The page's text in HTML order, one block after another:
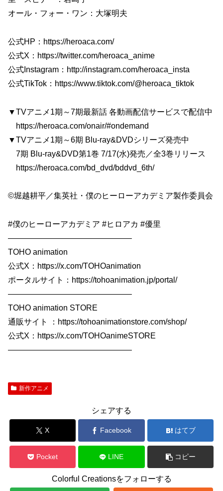
オール・フォー・ワン：大塚明夫
公式HP：https://heroaca.com/
公式X：https://twitter.com/heroaca_anime
公式Instagram：http://instagram.com/heroaca_insta
公式TikTok：https://www.tiktok.com/@heroaca_tiktok
▼TVアニメ1期～7期最新話 各動画配信サービスで配信中
https://heroaca.com/onair/#ondemand
▼TVアニメ1期～6期 Blu-ray&DVDシリーズ発売中
7期 Blu-ray&DVD第1巻 7/17(水)発売／全3巻リリース
https://heroaca.com/bd_dvd/bddvd_6th/
©堀越耕平／集英社・僕のヒーローアカデミア製作委員会
#僕のヒーローアカデミア #ヒロアカ #優里
———————————————–
TOHO animation
公式X：https://x.com/TOHOanimation
ポータルサイト：https://tohoanimation.jp/portal/
———————————————–
TOHO animation STORE
通販サイト ：https://tohoanimationstore.com/shop/
公式X：https://x.com/TOHOanimeSTORE
———————————————–
新作アニメ
シェアする
X Facebook はてブ
Pocket LINE コピー
Colorful Creationsをフォローする